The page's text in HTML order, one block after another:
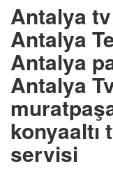
Antalya
Antalya
Antalya
Antalya
konyaaltı
servisi